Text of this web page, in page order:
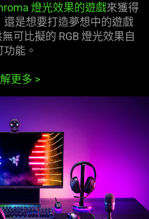
燈光效果的遊戲來獲得
是想要打造夢想中的遊戲
可比擬的 RGB 燈光效果自
功能。
更多 >